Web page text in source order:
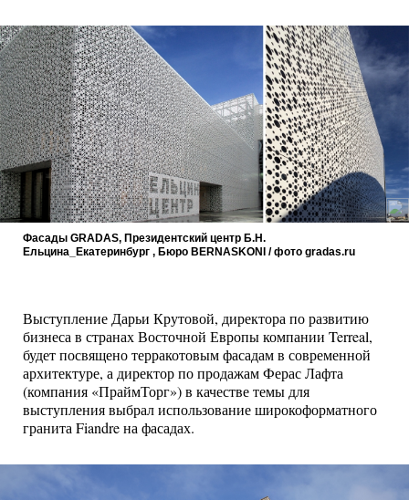
Фасады GRADAS, Президентский центр Б.Н.
Ельцина_Екатеринбург , Бюро BERNASKONI / фото gradas.ru
Выступление Дарьи Крутовой, директора по развитию
бизнеса в странах Восточной Европы компании Terreal,
будет посвящено терракотовым фасадам в современной
архитектуре, а директор по продажам Ферас Лафта
(компания «ПраймТорг») в качестве темы для
выступления выбрал использование широкоформатного
гранита Fiandre на фасадах.